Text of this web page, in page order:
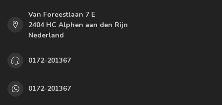
Van Foreestlaan 7 E
2404 HC Alphen aan den Rijn
Nederland
0172-201367
0172-201367